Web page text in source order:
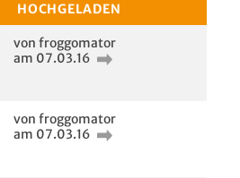
HOCHGELADEN
von froggomator
am 07.03.16
von froggomator
am 07.03.16